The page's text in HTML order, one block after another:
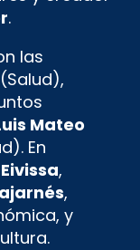
.
las
(Salud),
Mateo
En
,
,
y